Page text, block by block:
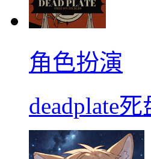
角色扮演
deadplate